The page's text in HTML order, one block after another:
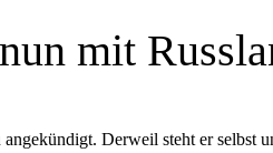
mit
Derweil steht er selbst